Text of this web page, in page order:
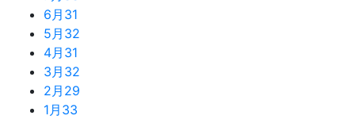
6月 31
5月 32
4月 31
3月 32
2月 29
1月 33